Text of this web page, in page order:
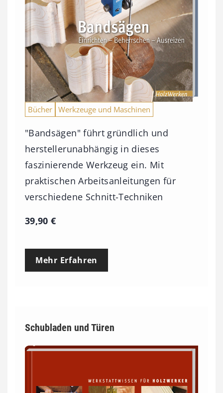
Bücher Werkzeuge und Maschinen
"Bandsägen" führt gründlich und
herstellerunabhängig in dieses
faszinierende Werkzeug ein. Mit
praktischen Arbeitsanleitungen für
verschiedene Schnitt-Techniken
39,90€
Mehr Erfahren
Schubladen und Türen